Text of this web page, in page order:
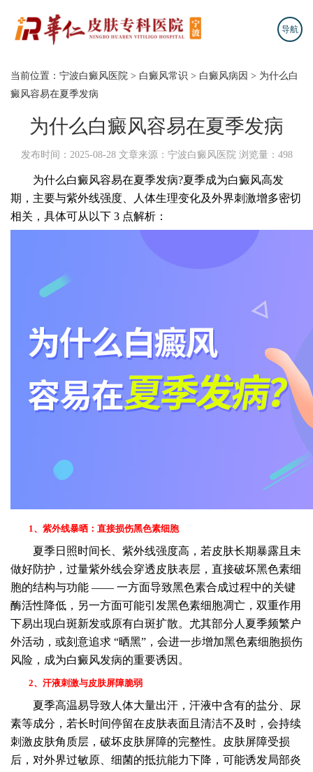
导航
当前位置： 宁波白癜风医院 > 白癜风常识 > 白癜风病因 > 为什么白
癜风容易在夏季发病
为什么白癜风容易在夏季发病
发布时间：2025-08-28 文章来源：宁波白癜风医院 浏览量：498
为什么白癜风容易在夏季发病?夏季成为白癜风高发
期，主要与紫外线强度、人体生理变化及外界刺激增多密切
相关，具体可从以下 3 点解析：
1、紫外线暴晒：直接损伤黑色素细胞
夏季日照时间长、紫外线强度高，若皮肤长期暴露且未
做好防护，过量紫外线会穿透皮肤表层，直接破坏黑色素细
胞的结构与功能 —— 一方面导致黑色素合成过程中的关键
酶活性降低，另一方面可能引发黑色素细胞凋亡，双重作用
下易出现白斑新发或原有白斑扩散。尤其部分人夏季频繁户
外活动，或刻意追求 “晒黑”，会进一步增加黑色素细胞损伤
风险，成为白癜风发病的重要诱因。
2、汗液刺激与皮肤屏障脆弱
夏季高温易导致人体大量出汗，汗液中含有的盐分、尿
素等成分，若长时间停留在皮肤表面且清洁不及时，会持续
刺激皮肤角质层，破坏皮肤屏障的完整性。皮肤屏障受损
后，对外界过敏原、细菌的抵抗能力下降，可能诱发局部炎